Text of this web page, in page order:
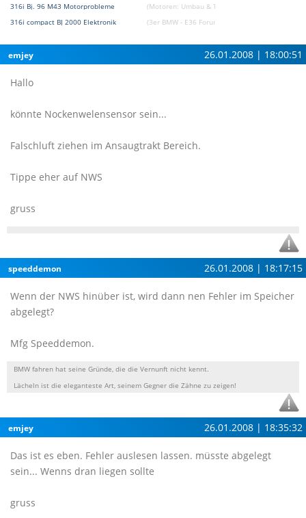
316i Bj. 96 M43 Motorprobleme
(Motoren: Umbau & Tuning Forum)
316i compact BJ 2000 Elektronik
(3er BMW - E36 Forum)
emjey 26.01.2008 | 18:00:51
Hallo
könnte Nockenwelensensor sein...
Falschluft ziehen im Ansaugtrakt Bereich.
Tippe eher auf NWS
gruss
speeddemon 26.01.2008 | 18:17:15
Wenn der NWS hinüber ist, wird dann nen Fehler im Speicher
abgelegt?
Mfg Speeddemon.
BMW fahren hat seine Gründe, die die Vernunft nicht kennt.
Lächeln ist die eleganteste Art, seinem Gegner die Zähne zu zeigen!
emjey 26.01.2008 | 18:35:32
Das ist es eben. Fehler auslesen lassen. müsste abgelegt
sein... Wenns dran liegen sollte
gruss